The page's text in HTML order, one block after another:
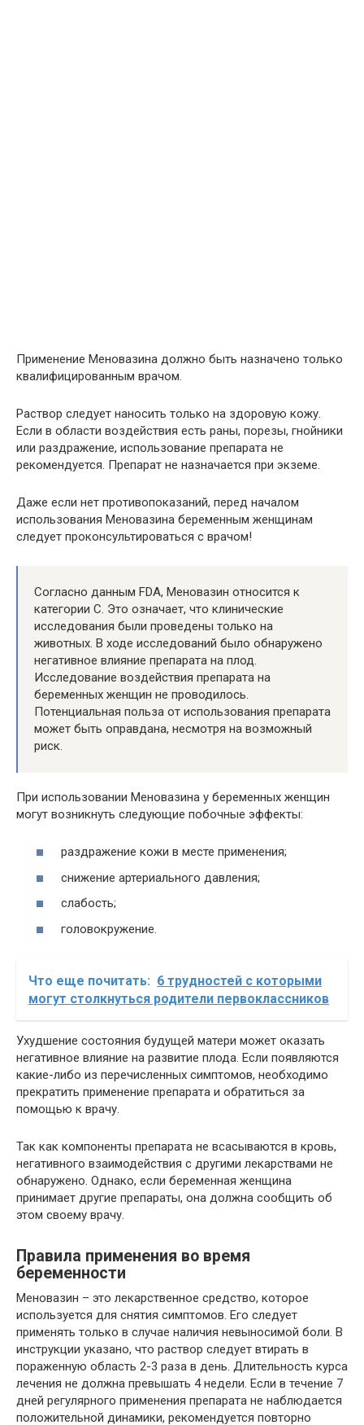
Применение Меновазина должно быть назначено только
квалифицированным врачом.
Раствор следует наносить только на здоровую кожу.
Если в области воздействия есть раны, порезы, гнойники
или раздражение, использование препарата не
рекомендуется. Препарат не назначается при экземе.
Даже если нет противопоказаний, перед началом
использования Меновазина беременным женщинам
следует проконсультироваться с врачом!
Согласно данным FDA, Меновазин относится к
категории С. Это означает, что клинические
исследования были проведены только на
животных. В ходе исследований было обнаружено
негативное влияние препарата на плод.
Исследование воздействия препарата на
беременных женщин не проводилось.
Потенциальная польза от использования препарата
может быть оправдана, несмотря на возможный
риск.
При использовании Меновазина у беременных женщин
могут возникнуть следующие побочные эффекты:
раздражение кожи в месте применения;
снижение артериального давления;
слабость;
головокружение.
Что еще почитать: 6 трудностей с которыми
могут столкнуться родители первоклассников
Ухудшение состояния будущей матери может оказать
негативное влияние на развитие плода. Если появляются
какие-либо из перечисленных симптомов, необходимо
прекратить применение препарата и обратиться за
помощью к врачу.
Так как компоненты препарата не всасываются в кровь,
негативного взаимодействия с другими лекарствами не
обнаружено. Однако, если беременная женщина
принимает другие препараты, она должна сообщить об
этом своему врачу.
Правила применения во время
беременности
Меновазин – это лекарственное средство, которое
используется для снятия симптомов. Его следует
применять только в случае наличия невыносимой боли. В
инструкции указано, что раствор следует втирать в
пораженную область 2-3 раза в день. Длительность курса
лечения не должна превышать 4 недели. Если в течение 7
дней регулярного применения препарата не наблюдается
положительной динамики, рекомендуется повторно